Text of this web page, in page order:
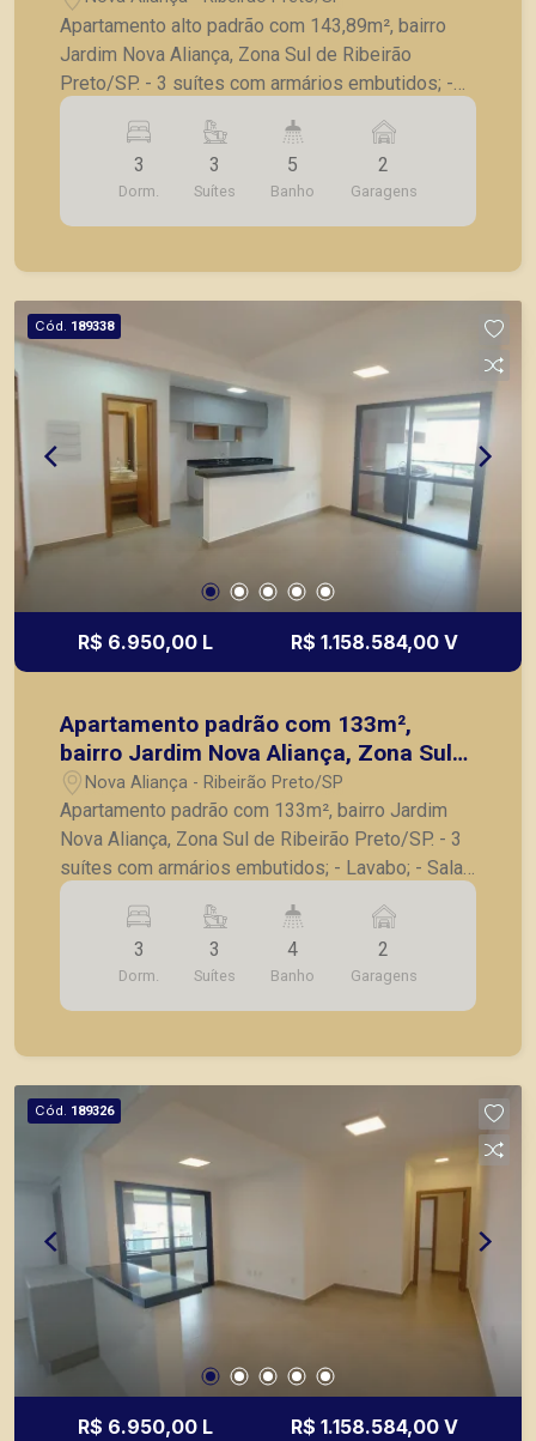
Apartamento alto padrão com 143,89m², bairro
Jardim Nova Aliança, Zona Sul de Ribeirão
Preto/SP. - 3 suítes com armários embutidos; -
Lavabo; - Sala para 2 ambientes; - Varanda
gourmet com churrasqueira, fechada em blindex; -
Cozinha americana planejada; - Lavanderia
planejada; - Despensa com prateleiras; - Laje
técnica; - 2 vagas de garagem. Seja para vender,
Ribeirão Preto.
3
Dorm.
3
Suítes
5
Banho
2
Garagens
Cód. 189338
R$ 6.950,00 L R$ 1.158.584,00 V
Apartamento padrão com 133m²,
bairro Jardim Nova Aliança, Zona Sul
de Ribeirão Preto/SP.
Nova Aliança - Ribeirão Preto/SP
Apartamento padrão com 133m², bairro Jardim
Nova Aliança, Zona Sul de Ribeirão Preto/SP. - 3
suítes com armários embutidos; - Lavabo; - Sala
para 2 ambientes; - Varanda gourmet com
churrasqueira, fechada em blindex; - Cozinha
americana planejada; - Lavanderia planejada; -
Despensa com prateleiras; - Laje técnica; - 2
vagas de garagem. Seja para vender, alugar ou
Preto.
3
Dorm.
3
Suítes
4
Banho
2
Garagens
Cód. 189326
R$ 6.950,00 L R$ 1.158.584,00 V